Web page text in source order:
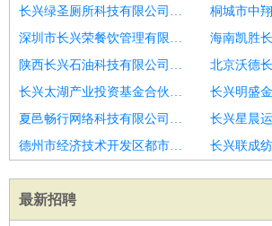
长兴绿圣厕所科技有限公司招聘蓬溪保安配送8千
深圳市长兴荣餐饮管理有限公司招聘保安主管
陕西长兴石油科技有限公司定边分公司招聘巡逻保安＋无须经验＋坐着上班
长兴太湖产业投资基金合伙企业(有限合伙)招聘巡逻保安＋无须经验＋坐着上班
夏邑畅行网络科技有限公司招聘保安
德州市经济技术开发区都市房地产经纪有限公司禹城分公司招聘高要保安配送8千
最新招聘